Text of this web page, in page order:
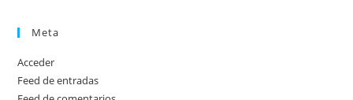
Meta
Acceder
Feed de entradas